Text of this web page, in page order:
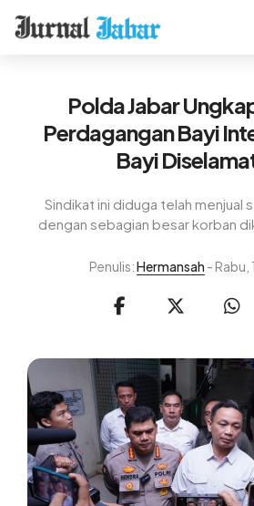
Polda Jabar
Perdagangan Bayi
Bayi
Sindikat ini diduga telah menjual
dengan sebagian besar korban
Penulis:Hermansah - Rabu,